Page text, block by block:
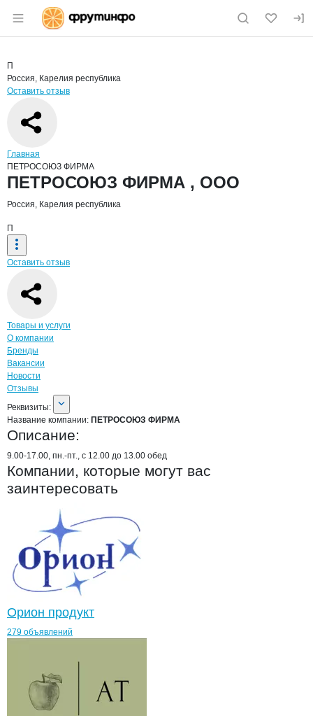
Раздел навигации по сайту fruitinfo.ru
Страница компании
Страница компании
Краткая информация о компании
П
Россия, Карелия республика
Оставить отзыв
Навигация по сайту
Главная
ПЕТРОСОЮЗ ФИРМА
Основная информация о компании
ПЕТРОСОЮЗ ФИРМА , ООО
Россия, Карелия республика
П
Оставить отзыв
Навигация по странице
Товары и услуги
О компании
Бренды
Вакансии
Новости
Отзывы
О компании
Реквизиты
Реквизиты:
Название компании: ПЕТРОСОЮЗ ФИРМА
Описание:
9.00-17.00, пн.-пт., с 12.00 до 13.00 обед
Компании, которые могут вас
заинтересовать
Орион продукт
279 объявлений